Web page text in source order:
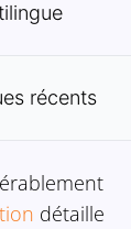
récents
détaille